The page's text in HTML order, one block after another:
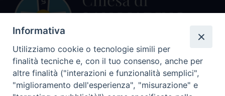
Centralino Curia Vescovile
0541 913711
Informativa
Utilizziamo cookie o tecnologie simili per
finalità tecniche e, con il tuo consenso, anche per
altre finalità ("interazioni e funzionalità semplici",
"miglioramento dell'esperienza", "misurazione" e